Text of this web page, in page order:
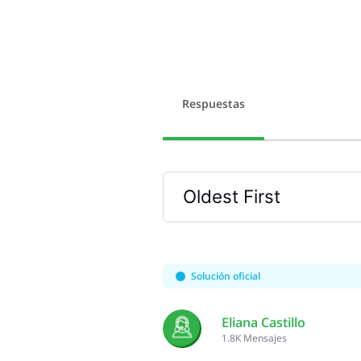
Respuestas
Oldest First
Selected
First
Solución oficial
Eliana Castillo
1.8K Mensajes